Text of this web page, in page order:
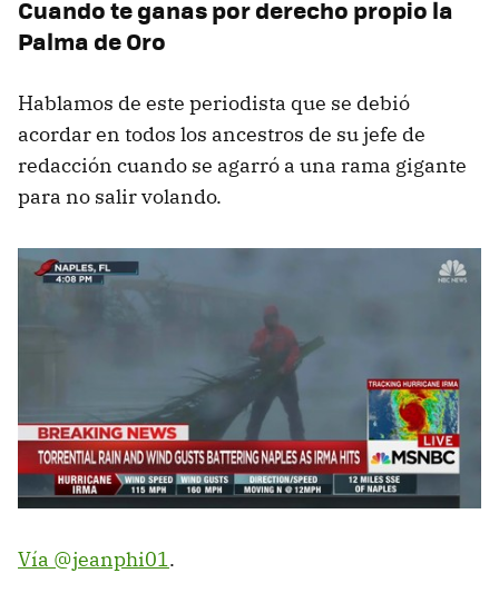
Cuando te ganas por derecho propio la
Palma de Oro
Hablamos de este periodista que se debió
acordar en todos los ancestros de su jefe de
redacción cuando se agarró a una rama gigante
para no salir volando.
Vía @jeanphi01 .